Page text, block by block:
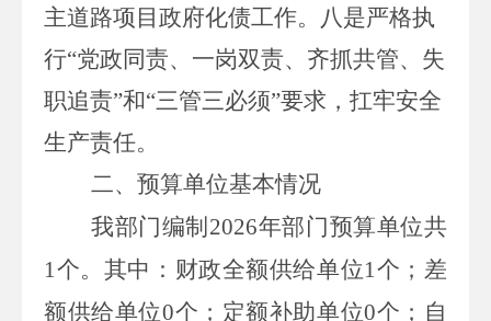
主道路项目政府化债工作。 八是严格执
行“党政同责、一岗双责、齐抓共管、失
职追责”和“三管三必须”要求，扛牢安全
生产责任。
二、预算单位基本情况
我部门编制 2026年部门预算单位共
1个。其中：财政全额供给单位1个；差
额供给单位0个；定额补助单位0个；自